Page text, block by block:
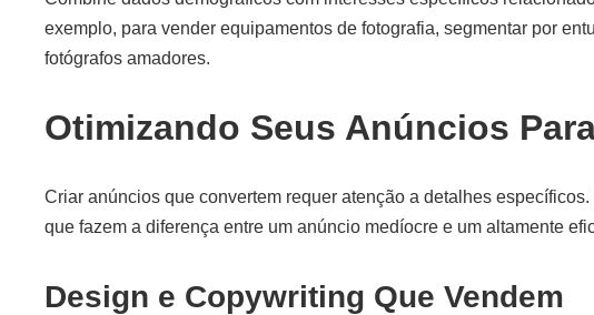
exemplo, para vender equipamentos de fotografia, segmentar por
fotógrafos amadores.
Otimizando Seus Anúncios
Criar anúncios que convertem requer atenção a detalhes
que fazem a diferença entre um anúncio medíocre e um altamente
Design e Copywriting Que Vendem